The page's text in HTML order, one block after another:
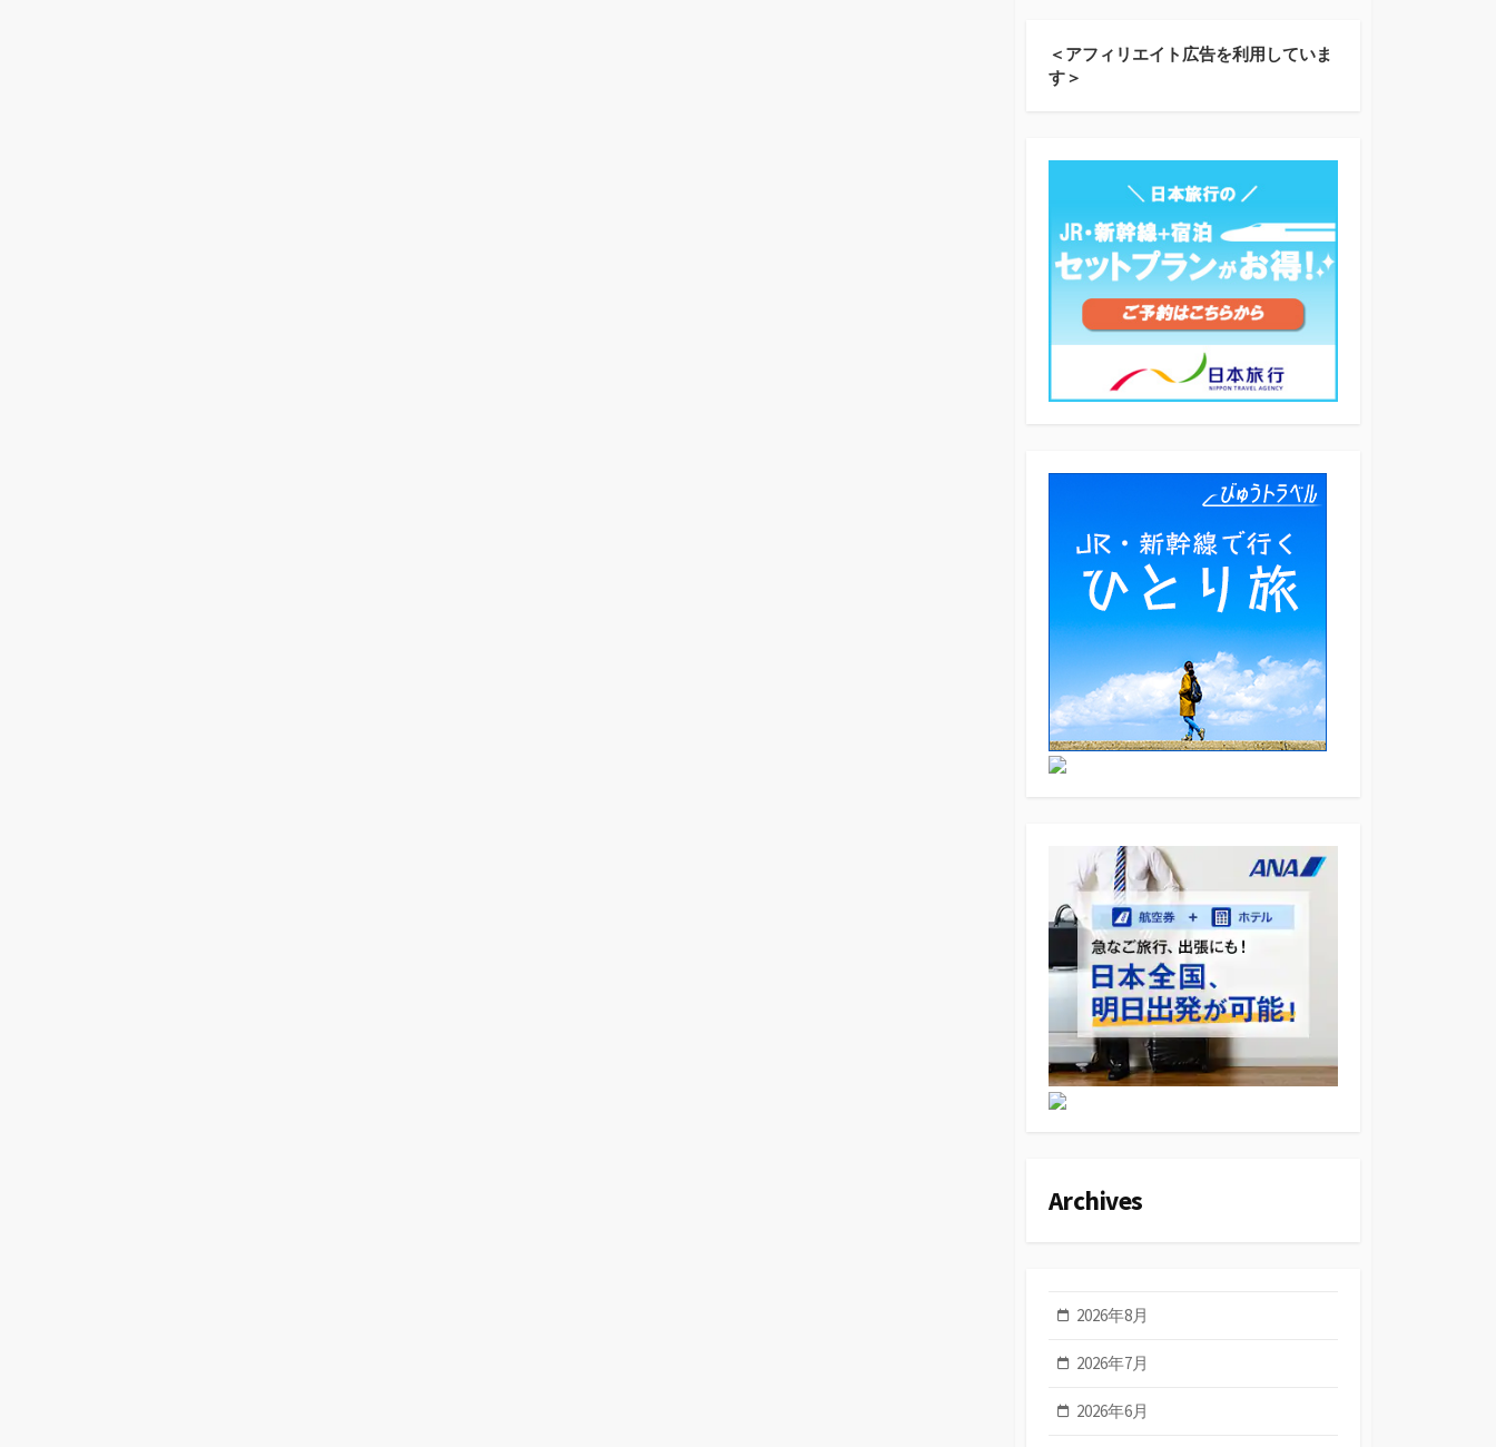
＜アフィリエイト広告を利用していま
す＞
Archives
2026年8月
2026年7月
2026年6月